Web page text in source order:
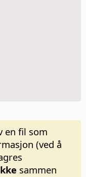
en fil som
(ved å
sammen